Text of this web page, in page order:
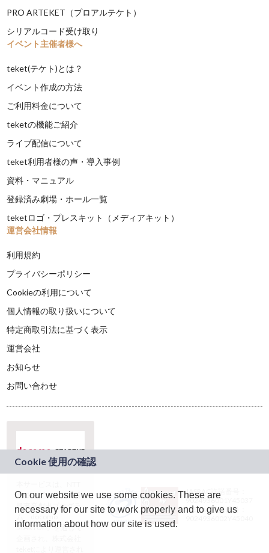
PRO ARTEKET（プロアルテケト）
シリアルコード受け取り
イベント主催者様へ
teket(テケト)とは？
イベント作成の方法
ご利用料金について
teketの機能ご紹介
ライブ配信について
teket利用者様の声・導入事例
資料・マニュアル
登録済み劇場・ホール一覧
teketロゴ・プレスキット（メディアキット）
運営会社情報
利用規約
プライバシーポリシー
Cookieの利用について
個人情報の取り扱いについて
特定商取引法に基づく表示
運営会社
お知らせ
お問い合わせ
ドコモグループの新
規事業創出プログラ
ム「docomo
STARTUP」を通じて
JASRAC許諾番号：
9024936001Y45037
JASRAC許諾番号：
On our website we use some cookies. These are
necessary for our site to work properly and to give us
information about how our site is used.